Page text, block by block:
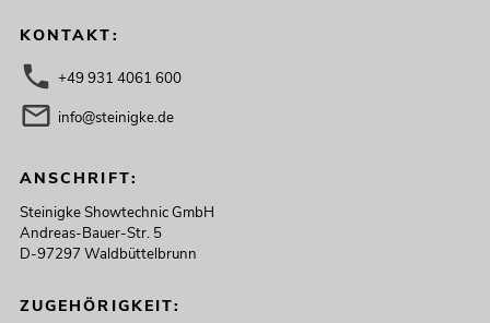
KONTAKT:
+49 931 4061 600
info@steinigke.de
ANSCHRIFT:
Steinigke Showtechnic GmbH
Andreas-Bauer-Str. 5
D-97297 Waldbüttelbrunn
ZUGEHÖRIGKEIT: